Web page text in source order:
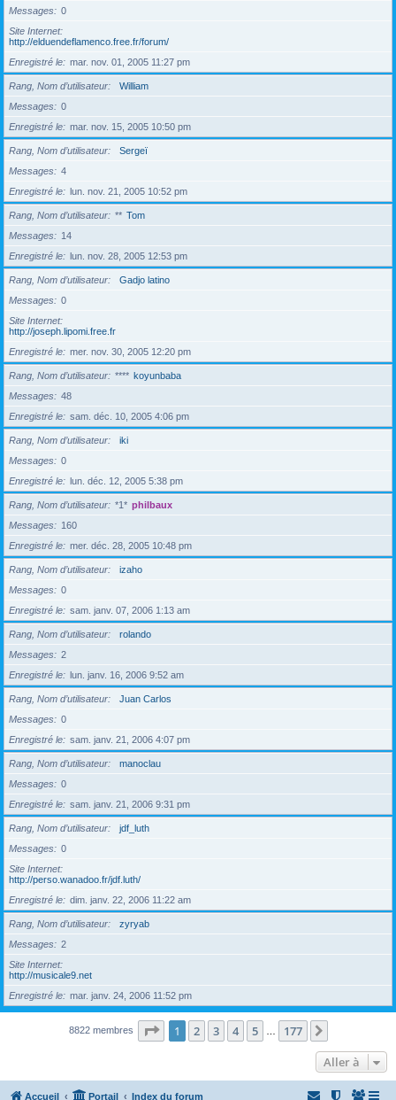
Messages
0
Site Internet
http://elduendeflamenco.free.fr/forum/
Enregistré le
mar. nov. 01, 2005 11:27 pm
Rang, Nom d’utilisateur
William
Messages
0
Enregistré le
mar. nov. 15, 2005 10:50 pm
Rang, Nom d’utilisateur
Sergeï
Messages
4
Enregistré le
lun. nov. 21, 2005 10:52 pm
Rang, Nom d’utilisateur ** Tom
Messages
14
Enregistré le
lun. nov. 28, 2005 12:53 pm
Rang, Nom d’utilisateur
Gadjo latino
Messages
0
Site Internet
http://joseph.lipomi.free.fr
Enregistré le
mer. nov. 30, 2005 12:20 pm
Rang, Nom d’utilisateur **** koyunbaba
Messages
48
Enregistré le
sam. déc. 10, 2005 4:06 pm
Rang, Nom d’utilisateur
iki
Messages
0
Enregistré le
lun. déc. 12, 2005 5:38 pm
Rang, Nom d’utilisateur *1* philbaux
Messages
160
Enregistré le
mer. déc. 28, 2005 10:48 pm
Rang, Nom d’utilisateur
izaho
Messages
0
Enregistré le
sam. janv. 07, 2006 1:13 am
Rang, Nom d’utilisateur
rolando
Messages
2
Enregistré le
lun. janv. 16, 2006 9:52 am
Rang, Nom d’utilisateur
Juan Carlos
Messages
0
Enregistré le
sam. janv. 21, 2006 4:07 pm
Rang, Nom d’utilisateur
manoclau
Messages
0
Enregistré le
sam. janv. 21, 2006 9:31 pm
Rang, Nom d’utilisateur
jdf_luth
Messages
0
Site Internet
http://perso.wanadoo.fr/jdf.luth/
Enregistré le
dim. janv. 22, 2006 11:22 am
Rang, Nom d’utilisateur
zyryab
Messages
2
Site Internet
http://musicale9.net
Enregistré le
mar. janv. 24, 2006 11:52 pm
8822 membres Page 1sur177
1 2 3 4 5 177
Aller à
Accueil Portail Index du forum